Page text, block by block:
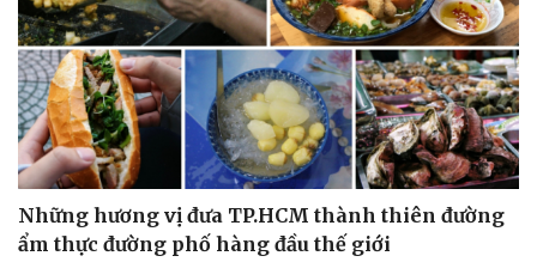
Những hương vị đưa TP.HCM thành thiên đường
ẩm thực đường phố hàng đầu thế giới